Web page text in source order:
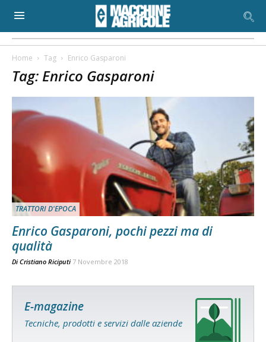
Home Tag Enrico Gasparoni
Tag: Enrico Gasparoni
TRATTORI D'EPOCA
Enrico Gasparoni, pochi pezzi ma di
qualità
Di Cristiano Riciputi 7 Novembre 2018
E-magazine
Tecniche, prodotti e servizi dalle aziende